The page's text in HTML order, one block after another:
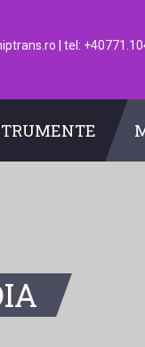
tel: